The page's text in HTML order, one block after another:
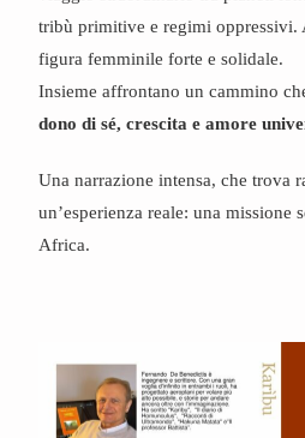
tribù primitive e regimi
figura femminile forte e solidale.
Insieme affrontano un cammino
dono di sé, crescita e amore
Una narrazione intensa, che trova
un’esperienza reale: una missione
Africa.